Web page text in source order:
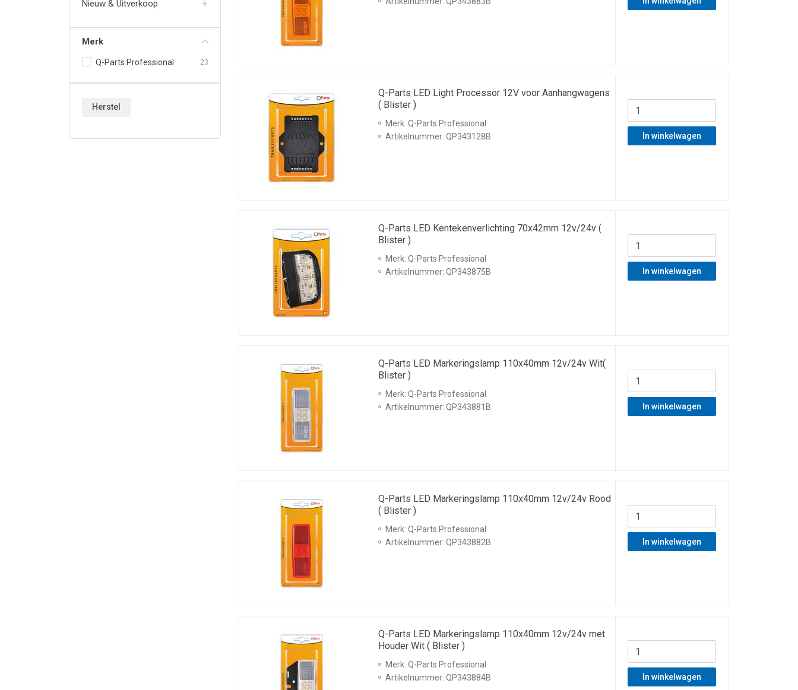
Vloeistoffen & Chemie
Werkplaats & Gereedschappen
Nieuw & Uitverkoop
Merk
Q-Parts Professional 23
Herstel
Q-Parts LED Light Processor 12V voor Aanhangwagens
( Blister )
Merk: Q-Parts Professional
Artikelnummer: QP343128B
In winkelwagen
Q-Parts LED Kentekenverlichting 70x42mm 12v/24v (
Blister )
Merk: Q-Parts Professional
Artikelnummer: QP343875B
In winkelwagen
Q-Parts LED Markeringslamp 110x40mm 12v/24v Wit(
Blister )
Merk: Q-Parts Professional
Artikelnummer: QP343881B
In winkelwagen
Q-Parts LED Markeringslamp 110x40mm 12v/24v Rood
( Blister )
Merk: Q-Parts Professional
Artikelnummer: QP343882B
In winkelwagen
Q-Parts LED Markeringslamp 110x40mm 12v/24v met
Houder Wit ( Blister )
Merk: Q-Parts Professional
Artikelnummer: QP343884B
In winkelwagen